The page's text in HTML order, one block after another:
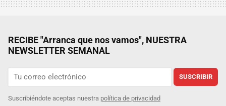
RECIBE "Arranca que nos vamos", NUESTRA
NEWSLETTER SEMANAL
SUSCRIBIR
Suscribiéndote aceptas nuestra política de privacidad